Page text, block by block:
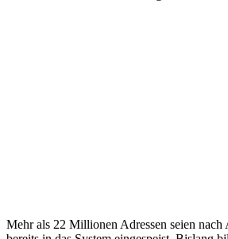
Mehr als 22 Millionen Adressen seien